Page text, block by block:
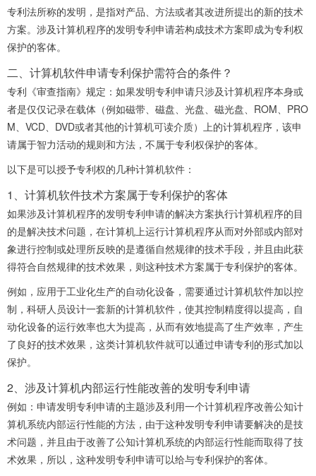
专利法所称的发明，是指对产品、方法或者其改进所提出的新的技术
方案。涉及计算机程序的发明专利申请若构成技术方案即成为专利权
保护的客体。
二、计算机软件申请专利保护需符合的条件？
专利《审查指南》规定：如果发明专利申请只涉及计算机程序本身或
者是仅仅记录在载体（例如磁带、磁盘、光盘、磁光盘、ROM、PRO
M、VCD、DVD或者其他的计算机可读介质）上的计算机程序，该申
请属于智力活动的规则和方法，不属于专利权保护的客体。
以下是可以授予专利权的几种计算机软件：
1、计算机软件技术方案属于专利保护的客体
如果涉及计算机程序的发明专利申请的解决方案执行计算机程序的目
的是解决技术问题，在计算机上运行计算机程序从而对外部或内部对
象进行控制或处理所反映的是遵循自然规律的技术手段，并且由此获
得符合自然规律的技术效果，则这种技术方案属于专利保护的客体。
例如，应用于工业化生产的自动化设备，需要通过计算机软件加以控
制，科研人员设计一套新的计算机软件，使其控制精度得以提高，自
动化设备的运行效率也大为提高，从而有效地提高了生产效率，产生
了良好的技术效果，这类计算机软件就可以通过申请专利的形式加以
保护。
2、涉及计算机内部运行性能改善的发明专利申请
例如：申请发明专利申请的主题涉及利用一个计算机程序改善公知计
算机系统内部运行性能的方法，由于这种发明专利申请要解决的是技
术问题，并且由于改善了公知计算机系统的内部运行性能而取得了技
术效果，所以，这种发明专利申请可以给与专利保护的客体。